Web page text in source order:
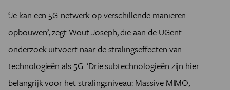
‘Je kan een 5G-netwerk op verschillende manieren
opbouwen’, zegt Wout Joseph, die aan de UGent
onderzoek uitvoert naar de stralingseffecten van
technologieën als 5G. ‘Drie subtechnologieën zijn hier
belangrijk voor het stralingsniveau: Massive MIMO,